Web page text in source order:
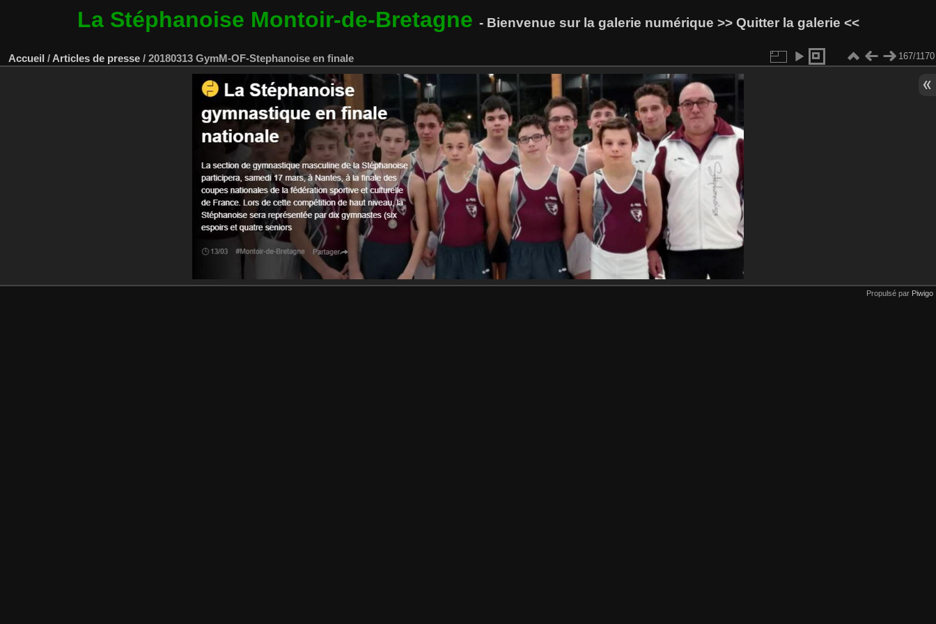
La Stéphanoise Montoir-de-Bretagne - Bienvenue sur la galerie numérique >> Quitter la galerie <<
Accueil / Articles de presse / 20180313 GymM-OF-Stephanoise en finale 167/1170
Propulsé par Piwigo